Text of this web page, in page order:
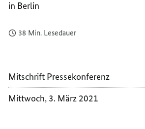
in Berlin
38 Min. Lesedauer
Mitschrift Pressekonferenz
Mittwoch, 3. März 2021